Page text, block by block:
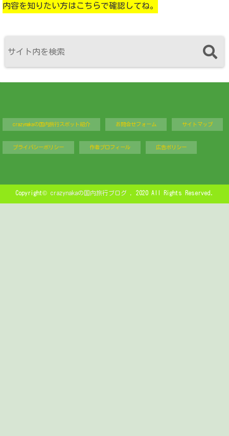
内容を知りたい方はこちらで確認してね。
crazynakaの国内旅行スポット紹介 お問合せフォーム サイトマップ
プライバシーポリシー 作者プロフィール 広告ポリシー
Copyright© crazynakaの国内旅行ブログ , 2020 All Rights Reserved.